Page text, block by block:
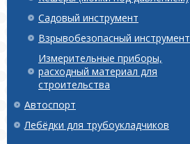
Садовый инструмент
Взрывобезопасный инструмент
Измерительные приборы,
расходный материал для
строительства
Автоспорт
Лебёдки для трубоукладчиков